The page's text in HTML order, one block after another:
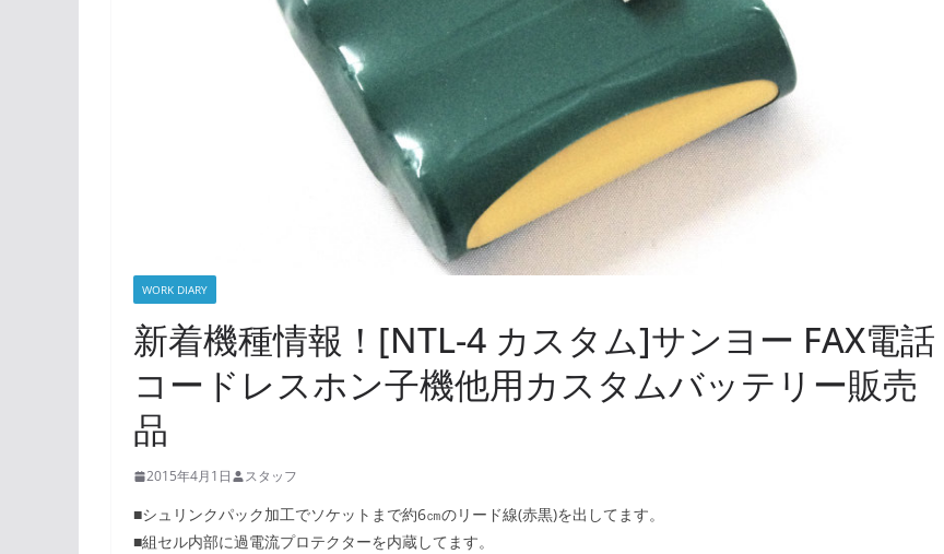
WORK DIARY
新着機種情報！[NTL-4 カスタム]サンヨー FAX電話
コードレスホン子機他用カスタムバッテリー販売
品
2015年4月1日 スタッフ
■シュリンクパック加工でソケットまで約6㎝のリード線(赤黒)を出してます。
■組セル内部に過電流プロテクターを内蔵してます。